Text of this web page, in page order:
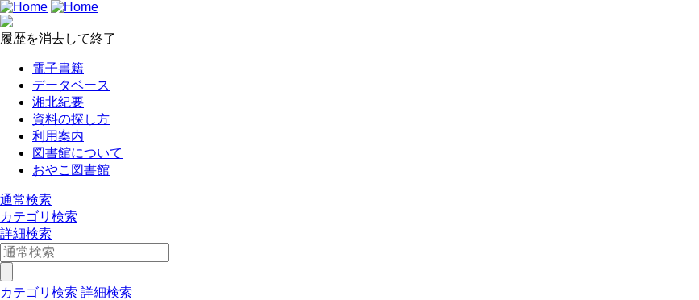
履歴を消去して終了
電子書籍
データベース
湘北紀要
資料の探し方
利用案内
図書館について
おやこ図書館
通常検索
カテゴリ検索
詳細検索
カテゴリ検索 詳細検索